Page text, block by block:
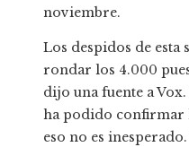
noviembre.
Los despidos de esta
rondar los 4.000
dijo una fuente a
ha podido confirmar
eso no es